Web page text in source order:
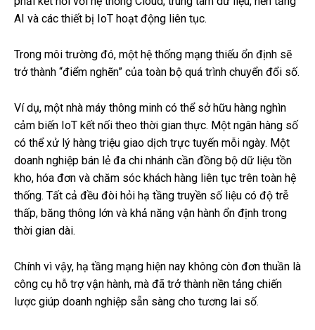
AI và các thiết bị IoT hoạt động liên tục.
Trong môi trường đó, một hệ thống mạng thiếu ổn định sẽ
trở thành “điểm nghẽn” của toàn bộ quá trình chuyển đổi số.
Ví dụ, một nhà máy thông minh có thể sở hữu hàng nghìn
cảm biến IoT kết nối theo thời gian thực. Một ngân hàng số
có thể xử lý hàng triệu giao dịch trực tuyến mỗi ngày. Một
doanh nghiệp bán lẻ đa chi nhánh cần đồng bộ dữ liệu tồn
kho, hóa đơn và chăm sóc khách hàng liên tục trên toàn hệ
thống. Tất cả đều đòi hỏi hạ tầng truyền số liệu có độ trễ
thấp, băng thông lớn và khả năng vận hành ổn định trong
thời gian dài.
Chính vì vậy, hạ tầng mạng hiện nay không còn đơn thuần là
công cụ hỗ trợ vận hành, mà đã trở thành nền tảng chiến
lược giúp doanh nghiệp sẵn sàng cho tương lai số.